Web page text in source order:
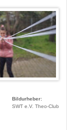
Bildurheber
SWT e.V. Theo-Club